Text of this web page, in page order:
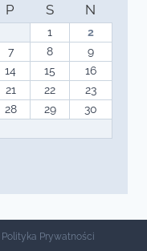
P S N
1
2
7 8
9
14 15
16
21 22
23
28 29
30
Polityka Prywatności